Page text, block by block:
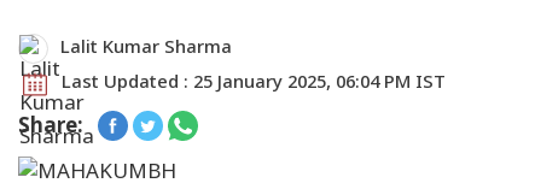
Lalit Kumar Sharma
Last Updated : 25 January 2025, 06:04 PM IST
Share: